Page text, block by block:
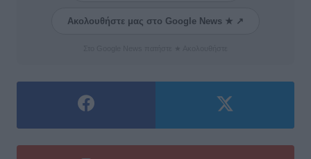
Ακολουθήστε μας στο Google News ★ ↗